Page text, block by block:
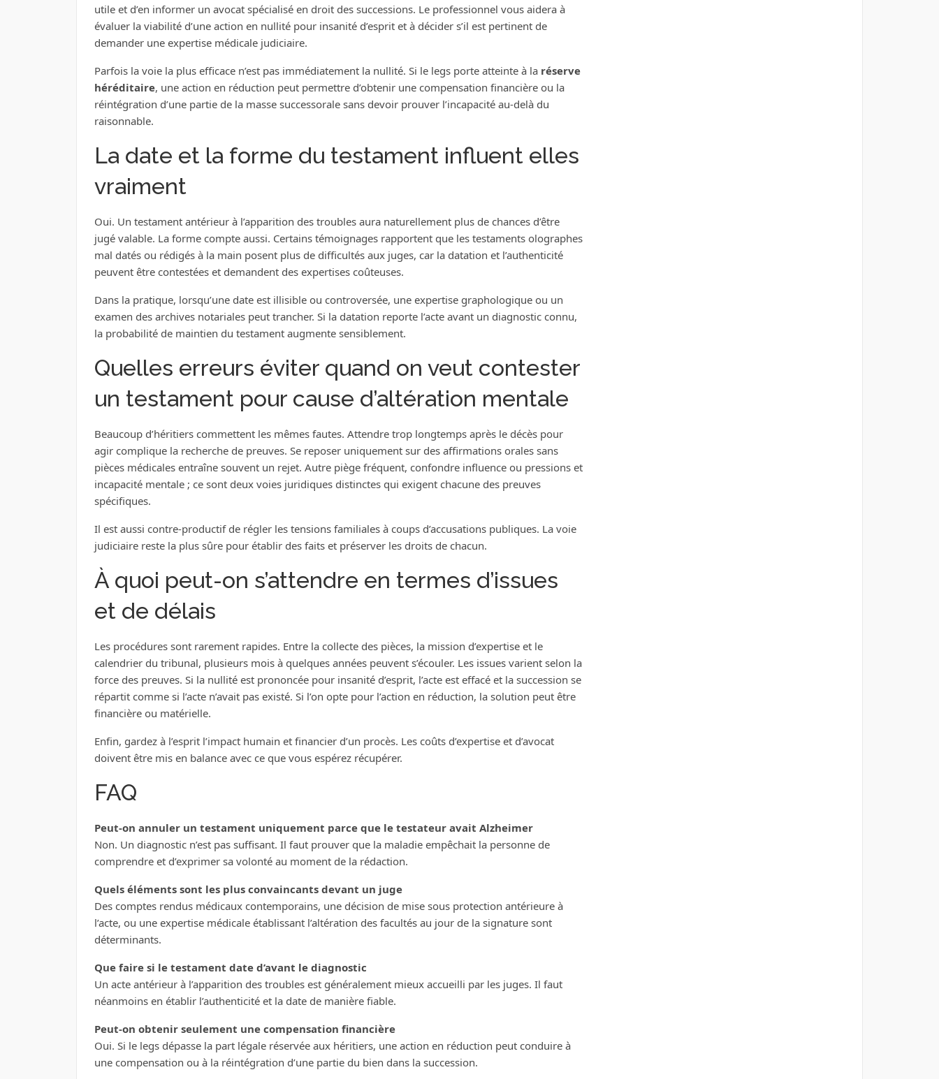
utile et d’en informer un avocat spécialisé en droit des successions. Le professionnel vous aidera à
évaluer la viabilité d’une action en nullité pour insanité d’esprit et à décider s’il est pertinent de
demander une expertise médicale judiciaire.
Parfois la voie la plus efficace n’est pas immédiatement la nullité. Si le legs porte atteinte à la réserve
héréditaire, une action en réduction peut permettre d’obtenir une compensation financière ou la
réintégration d’une partie de la masse successorale sans devoir prouver l’incapacité au-delà du
raisonnable.
La date et la forme du testament influent elles
vraiment
Oui. Un testament antérieur à l’apparition des troubles aura naturellement plus de chances d’être
jugé valable. La forme compte aussi. Certains témoignages rapportent que les testaments olographes
mal datés ou rédigés à la main posent plus de difficultés aux juges, car la datation et l’authenticité
peuvent être contestées et demandent des expertises coûteuses.
Dans la pratique, lorsqu’une date est illisible ou controversée, une expertise graphologique ou un
examen des archives notariales peut trancher. Si la datation reporte l’acte avant un diagnostic connu,
la probabilité de maintien du testament augmente sensiblement.
Quelles erreurs éviter quand on veut contester
un testament pour cause d’altération mentale
Beaucoup d’héritiers commettent les mêmes fautes. Attendre trop longtemps après le décès pour
agir complique la recherche de preuves. Se reposer uniquement sur des affirmations orales sans
pièces médicales entraîne souvent un rejet. Autre piège fréquent, confondre influence ou pressions et
incapacité mentale ; ce sont deux voies juridiques distinctes qui exigent chacune des preuves
spécifiques.
Il est aussi contre-productif de régler les tensions familiales à coups d’accusations publiques. La voie
judiciaire reste la plus sûre pour établir des faits et préserver les droits de chacun.
À quoi peut-on s’attendre en termes d’issues
et de délais
Les procédures sont rarement rapides. Entre la collecte des pièces, la mission d’expertise et le
calendrier du tribunal, plusieurs mois à quelques années peuvent s’écouler. Les issues varient selon la
force des preuves. Si la nullité est prononcée pour insanité d’esprit, l’acte est effacé et la succession se
répartit comme si l’acte n’avait pas existé. Si l’on opte pour l’action en réduction, la solution peut être
financière ou matérielle.
Enfin, gardez à l’esprit l’impact humain et financier d’un procès. Les coûts d’expertise et d’avocat
doivent être mis en balance avec ce que vous espérez récupérer.
FAQ
Peut-on annuler un testament uniquement parce que le testateur avait Alzheimer
Non. Un diagnostic n’est pas suffisant. Il faut prouver que la maladie empêchait la personne de
comprendre et d’exprimer sa volonté au moment de la rédaction.
Quels éléments sont les plus convaincants devant un juge
Des comptes rendus médicaux contemporains, une décision de mise sous protection antérieure à
l’acte, ou une expertise médicale établissant l’altération des facultés au jour de la signature sont
déterminants.
Que faire si le testament date d’avant le diagnostic
Un acte antérieur à l’apparition des troubles est généralement mieux accueilli par les juges. Il faut
néanmoins en établir l’authenticité et la date de manière fiable.
Peut-on obtenir seulement une compensation financière
Oui. Si le legs dépasse la part légale réservée aux héritiers, une action en réduction peut conduire à
une compensation ou à la réintégration d’une partie du bien dans la succession.